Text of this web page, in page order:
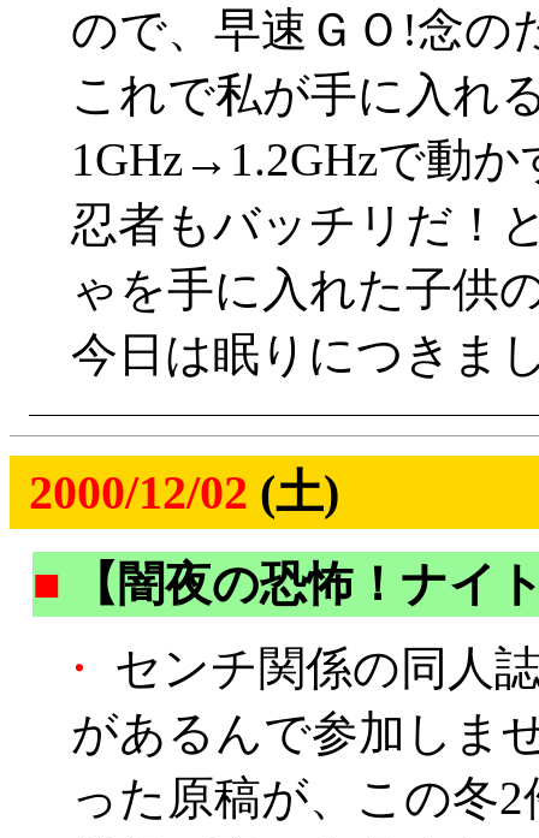
ので、早速ＧＯ!念の
これで私が手に入れ
1GHz→1.2GHzで動
忍者もバッチリだ！
ゃを手に入れた子供
今日は眠りにつきま
2000/12/02 (土)
■
【闇夜の恐怖！ナイ
・
センチ関係の同人
があるんで参加しま
った原稿が、この冬